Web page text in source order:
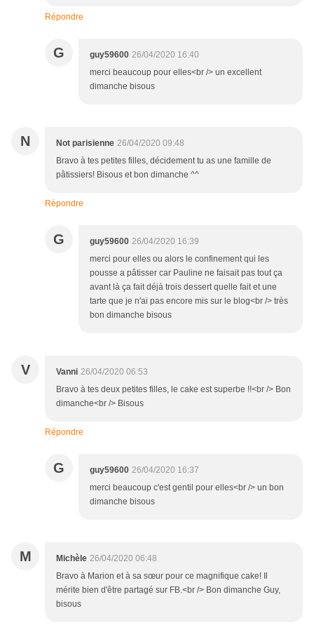
Répondre
G guy59600 26/04/2020 16:40
merci beaucoup pour elles<br /> un excellent
dimanche bisous
N Not parisienne 26/04/2020 09:48
Bravo à tes petites filles, décidement tu as une famille de
pâtissiers! Bisous et bon dimanche ^^
Répondre
G guy59600 26/04/2020 16:39
merci pour elles ou alors le confinement qui les
pousse a pâtisser car Pauline ne faisait pas tout ça
avant là ça fait déjà trois dessert quelle fait et une
tarte que je n'ai pas encore mis sur le blog<br /> très
bon dimanche bisous
V Vanni 26/04/2020 06:53
Bravo à tes deux petites filles, le cake est superbe !!<br /> Bon
dimanche<br /> Bisous
Répondre
G guy59600 26/04/2020 16:37
merci beaucoup c'est gentil pour elles<br /> un bon
dimanche bisous
M Michèle 26/04/2020 06:48
Bravo à Marion et à sa sœur pour ce magnifique cake! Il
mérite bien d'être partagé sur FB.<br /> Bon dimanche Guy,
bisous